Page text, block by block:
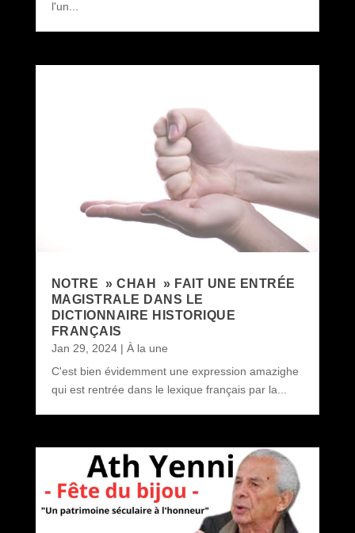
l'un...
NOTRE » CHAH » FAIT UNE ENTRÉE
MAGISTRALE DANS LE
DICTIONNAIRE HISTORIQUE
FRANÇAIS
Jan 29, 2024| À la une
C'est bien évidemment une expression amazighe
qui est rentrée dans le lexique français par la...